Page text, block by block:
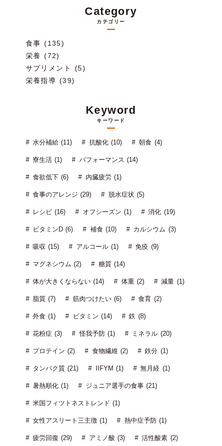
Category
カテゴリー
食事 (135)
栄養 (72)
サプリメント (5)
栄養指導 (39)
Keyword
キーワード
水分補給 (11) 抗酸化 (10) 朝食 (4)
寮生活 (1) パフォーマンス (14)
食欲低下 (6) 内臓疲労 (1)
食事のアレンジ (29) 脱水症状 (5)
レシピ (16) オフシーズン (1) 消化 (19)
ビタミンD (6) 補食 (10) カルシウム (3)
吸収 (15) アルコール (1) 免疫 (9)
マグネシウム (2) 糖質 (14)
体が大きくならない (14) 体重 (2) 減量 (1)
脂質 (7) 筋肉つけたい (6) 食育 (2)
外食 (1) ビタミン (14) 鉄 (8)
花粉症 (3) 怪我予防 (1) ミネラル (20)
プロテイン (2) 食物繊維 (2) 鉄分 (1)
タンパク質 (21) IIFYM (1) 無月経 (1)
暑熱順化 (1) ジュニア選手の食事 (21)
米国フィツトネストレンド (1)
女性アスリート三主徴 (1) 熱中症予防 (1)
疲労回復 (29) アミノ酸 (3) 活性酸素 (2)